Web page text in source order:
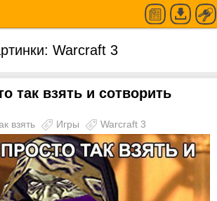
Warcraft 3
так взять и сотворить
взять Игры Warcraft 3